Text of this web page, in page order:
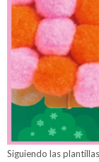
Siguiendo las